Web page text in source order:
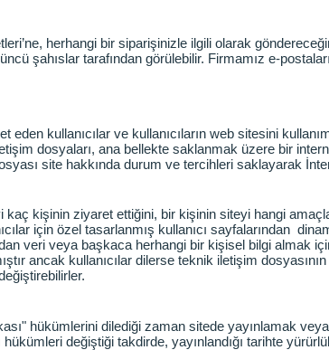
herhangi bir siparişinizle ilgili olarak
şahıslar tarafından görülebilir. Firmamız e-
eden kullanıcılar ve kullanıcıların web sitesini
dosyaları, ana bellekte saklanmak üzere bir
site hakkında durum ve tercihleri saklayarak
kişinin ziyaret ettiğini, bir kişinin siteyi hangi
için özel tasarlanmış kullanıcı sayfalarından
veri veya başkaca herhangi bir kişisel bilgi almak
ancak kullanıcılar dilerse teknik iletişim
hükümlerini dilediği zaman sitede yayınlamak
değiştiği takdirde, yayınlandığı tarihte